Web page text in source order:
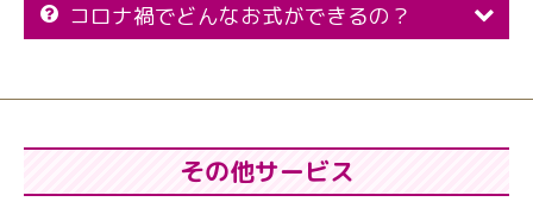
コロナ禍でどんなお式ができるの？
その他サービス